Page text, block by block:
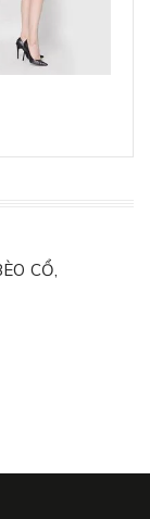
CỔ,